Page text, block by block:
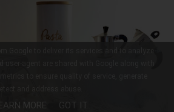
to ensure quality of service, generate
MORE GOT IT